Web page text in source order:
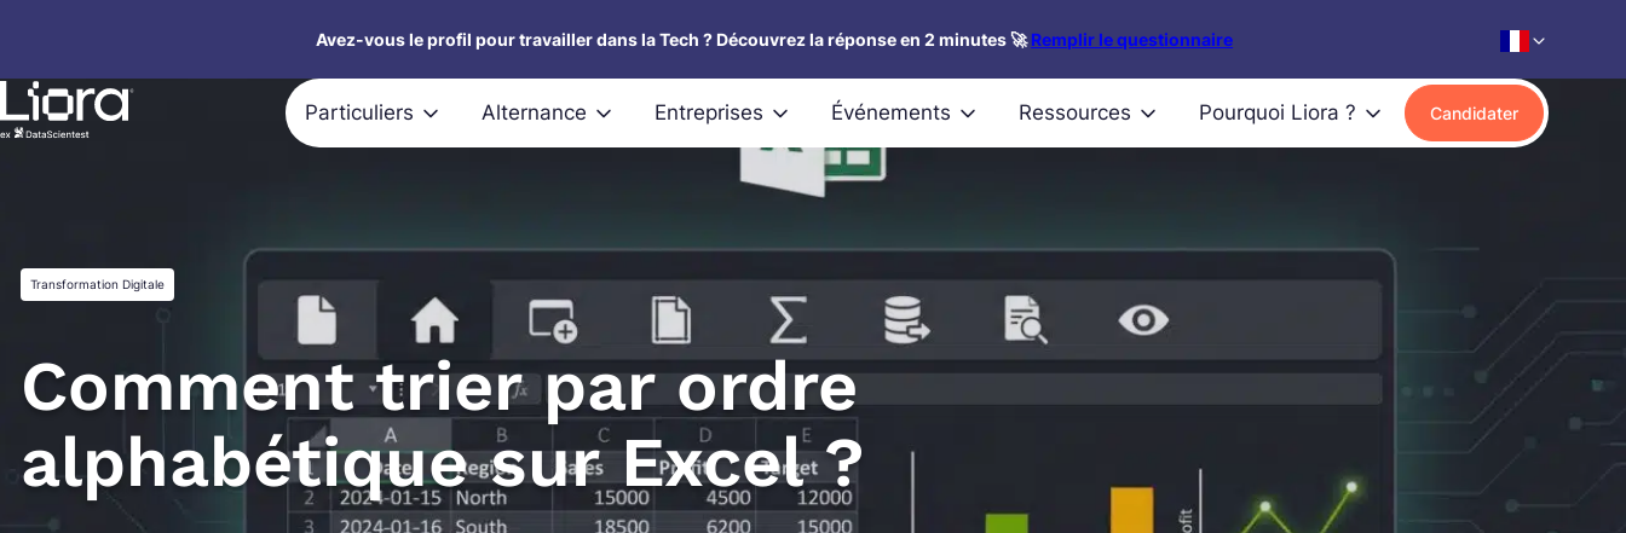
contenu
Avez-vous le profil pour travailler dans la Tech ? Découvrez la réponse en 2 minutes 🚀Remplir le questionnaire
Particuliers Alternance Entreprises Événements Ressources Pourquoi Liora ? Candidater
Transformation Digitale
Comment trier par ordre
alphabétique sur Excel ?